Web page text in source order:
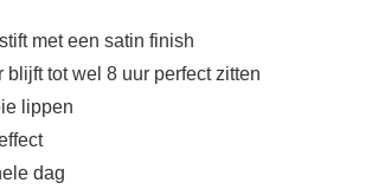
met een satin finish
tot wel 8 uur perfect zitten
lippen
dag